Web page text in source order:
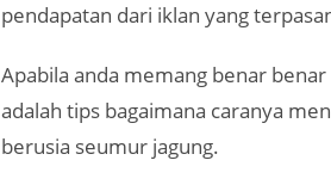
pendapatan dari iklan yang
Apabila anda memang benar
adalah tips bagaimana caranya
berusia seumur jagung.